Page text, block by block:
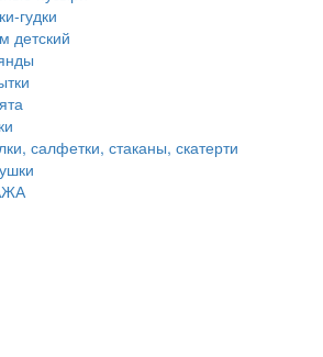
гудки
детский
салфетки, стаканы, скатерти